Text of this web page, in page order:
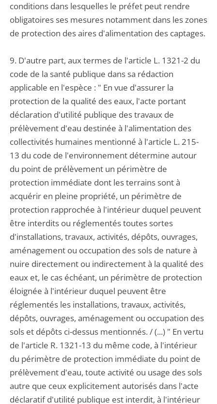
conditions dans lesquelles le préfet peut rendre
obligatoires ses mesures notamment dans les zones
de protection des aires d'alimentation des captages.
9. D'autre part, aux termes de l'article L. 1321-2 du
code de la santé publique dans sa rédaction
applicable en l'espèce : " En vue d'assurer la
protection de la qualité des eaux, l'acte portant
déclaration d'utilité publique des travaux de
prélèvement d'eau destinée à l'alimentation des
collectivités humaines mentionné à l'article L. 215-
13 du code de l'environnement détermine autour
du point de prélèvement un périmètre de
protection immédiate dont les terrains sont à
acquérir en pleine propriété, un périmètre de
protection rapprochée à l'intérieur duquel peuvent
être interdits ou réglementés toutes sortes
d'installations, travaux, activités, dépôts, ouvrages,
aménagement ou occupation des sols de nature à
nuire directement ou indirectement à la qualité des
eaux et, le cas échéant, un périmètre de protection
éloignée à l'intérieur duquel peuvent être
réglementés les installations, travaux, activités,
dépôts, ouvrages, aménagement ou occupation des
sols et dépôts ci-dessus mentionnés. / (...) " En vertu
de l'article R. 1321-13 du même code, à l'intérieur
du périmètre de protection immédiate du point de
prélèvement d'eau, toute activité ou usage des sols
autre que ceux explicitement autorisés dans l'acte
déclaratif d'utilité publique est interdit, à l'intérieur